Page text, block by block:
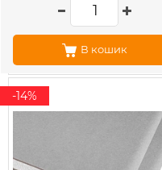
В кошик
-14%